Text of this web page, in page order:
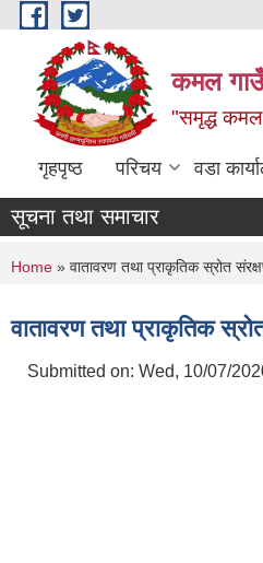
Skip to main content
कमल
"समृद्ध कमल
गृहपृष्ठ परिचय वडा
सूचना तथा समाचार
You are here
Home » वातावरण तथा प्राकृतिक स्रोत
वातावरण तथा प्राकृतिक
Submitted on: Wed, 10/07/